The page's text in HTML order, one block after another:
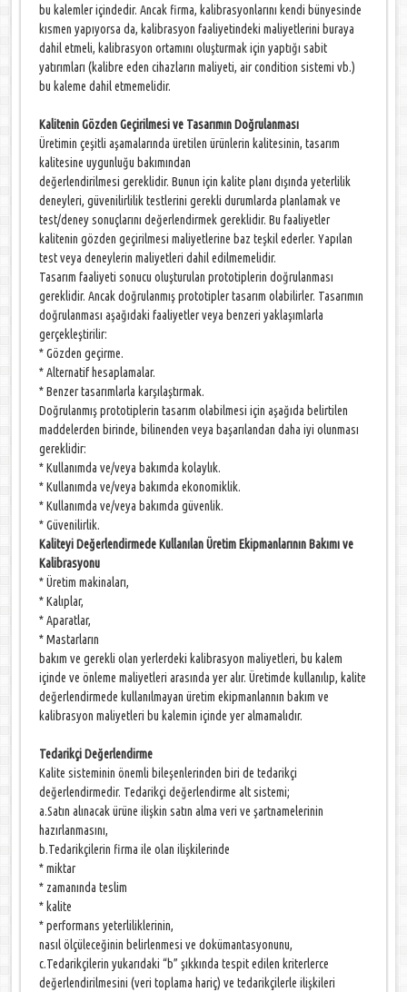
bu kalemler içindedir. Ancak firma, kalibrasyonlarını kendi bünyesinde
kısmen yapıyorsa da, kalibrasyon faaliyetindeki maliyetlerini buraya
dahil etmeli, kalibrasyon ortamını oluşturmak için yaptığı sabit
yatırımları (kalibre eden cihazların maliyeti, air condition sistemi vb.)
bu kaleme dahil etmemelidir.
Kalitenin Gözden Geçirilmesi ve Tasarımın Doğrulanması
Üretimin çeşitli aşamalarında üretilen ürünlerin kalitesinin, tasarım
kalitesine uygunluğu bakımından
değerlendirilmesi gereklidir. Bunun için kalite planı dışında yeterlilik
deneyleri, güvenilirlilik testlerini gerekli durumlarda planlamak ve
test/deney sonuçlarını değerlendirmek gereklidir. Bu faaliyetler
kalitenin gözden geçirilmesi maliyetlerine baz teşkil ederler. Yapılan
test veya deneylerin maliyetleri dahil edilmemelidir.
Tasarım faaliyeti sonucu oluşturulan prototiplerin doğrulanması
gereklidir. Ancak doğrulanmış prototipler tasarım olabilirler. Tasarımın
doğrulanması aşağıdaki faaliyetler veya benzeri yaklaşımlarla
gerçekleştirilir:
* Gözden geçirme.
* Alternatif hesaplamalar.
* Benzer tasarımlarla karşılaştırmak.
Doğrulanmış prototiplerin tasarım olabilmesi için aşağıda belirtilen
maddelerden birinde, bilinenden veya başarılandan daha iyi olunması
gereklidir:
* Kullanımda ve/veya bakımda kolaylık.
* Kullanımda ve/veya bakımda ekonomiklik.
* Kullanımda ve/veya bakımda güvenlik.
* Güvenilirlik.
Kaliteyi Değerlendirmede Kullanılan Üretim Ekipmanlarının Bakımı ve
Kalibrasyonu
* Üretim makinaları,
* Kalıplar,
* Aparatlar,
* Mastarların
bakım ve gerekli olan yerlerdeki kalibrasyon maliyetleri, bu kalem
içinde ve önleme maliyetleri arasında yer alır. Üretimde kullanılıp, kalite
değerlendirmede kullanılmayan üretim ekipmanlannın bakım ve
kalibrasyon maliyetleri bu kalemin içinde yer almamalıdır.
Tedarikçi Değerlendirme
Kalite sisteminin önemli bileşenlerinden biri de tedarikçi
değerlendirmedir. Tedarikçi değerlendirme alt sistemi;
a.Satın alınacak ürüne ilişkin satın alma veri ve şartnamelerinin
hazırlanmasını,
b.Tedarikçilerin firma ile olan ilişkilerinde
* miktar
* zamanında teslim
* kalite
* performans yeterliliklerinin,
nasıl ölçüleceğinin belirlenmesi ve dokümantasyonunu,
c.Tedarikçilerin yukarıdaki “b” şıkkında tespit edilen kriterlerce
değerlendirilmesini (veri toplama hariç) ve tedarikçilerle ilişkileri